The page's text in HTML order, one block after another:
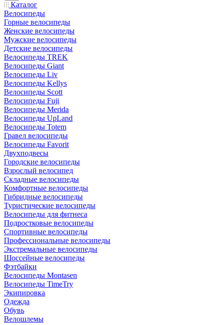
Каталог
Велосипеды
Горные велосипеды
Женские велосипеды
Мужские велосипеды
Детские велосипеды
Велосипеды TREK
Велосипеды Giant
Велосипеды Liv
Велосипеды Kellys
Велосипеды Scott
Велосипеды Fuji
Велосипеды Merida
Велосипеды UpLand
Велосипеды Totem
Гравел велосипеды
Велосипеды Favorit
Двухподвесы
Городские велосипеды
Взрослый велосипед
Складные велосипеды
Комфортные велосипеды
Гибридные велосипеды
Туристические велосипеды
Велосипеды для фитнеса
Подростковые велосипеды
Спортивные велосипеды
Профессиональные велосипеды
Экстремальные велосипеды
Шоссейные велосипеды
Фэтбайки
Велосипеды Montasen
Велосипеды TimeTry
Экипировка
Одежда
Обувь
Велошлемы